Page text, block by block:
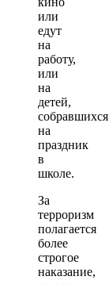
или
едут
на
работу,
или
на
детей,
собравшихся
на
праздник
в
школе.
За
терроризм
полагается
более
строгое
наказание,